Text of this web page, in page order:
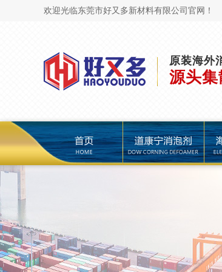
欢迎光临东莞市好又多新材料有限公司官网！
原装海外
源头
道康宁消泡剂 海名斯消泡剂 陶